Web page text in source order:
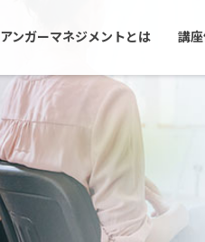
アンガーマネジメントとは 講